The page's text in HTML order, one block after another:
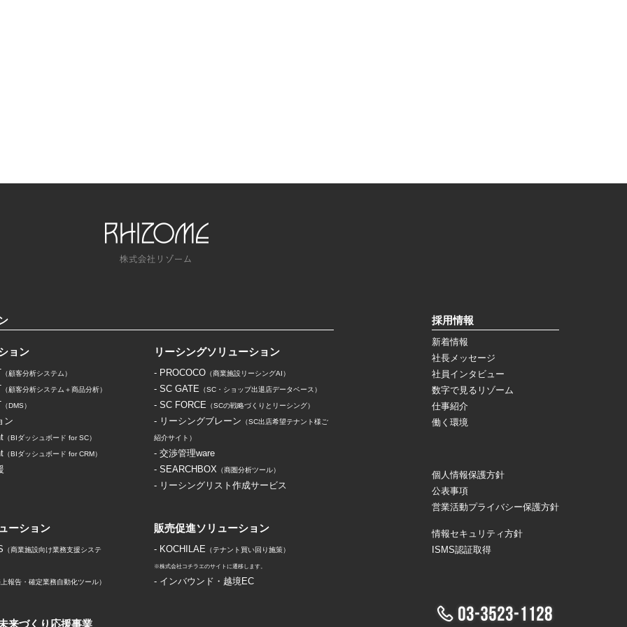
ョン
（顧客分析システム）
（顧客分析システム＋商品分析）
（DMS）
ン
（BIダッシュボード for SC）
（BIダッシュボード for CRM）
リーシングソリューション
- PROCOCO （商業施設リーシングAI）
- SC GATE （SC・ショップ出退店データベース）
- SC FORCE （SCの戦略づくりとリーシング）
- リーシングブレーン （SC出店希望テナント様ご
紹介サイト）
- 交渉管理ware
- SEARCHBOX （商圏分析ツール）
- リーシングリスト作成サービス
ーション
（商業施設向け業務支援システ
報告・確定業務自動化ツール）
販売促進ソリューション
- KOCHILAE （テナント買い回り施策）
※株式会社コチラエのサイトに遷移します。
- インバウンド・越境EC
来づくり応援事業
採用情報
新着情報
社長メッセージ
社員インタビュー
数字で見るリゾーム
仕事紹介
働く環境
個人情報保護方針
公表事項
営業活動プライバシー保護方針
情報セキュリティ方針
ISMS認証取得